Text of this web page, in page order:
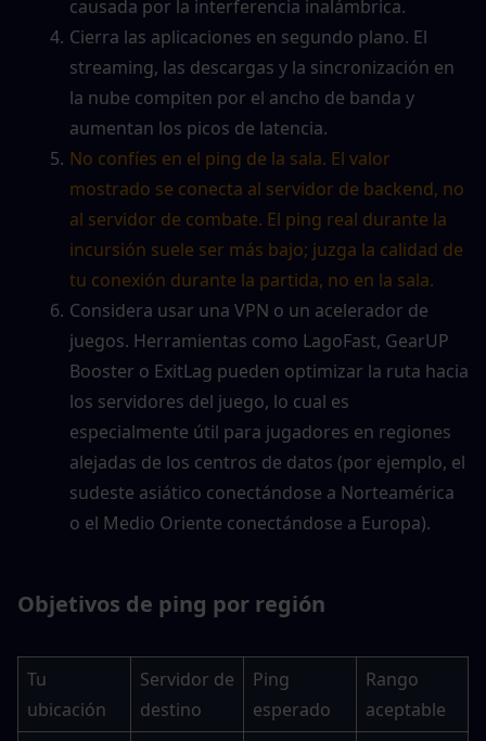
causada por la interferencia inalámbrica.
Cierra las aplicaciones en segundo plano. El
streaming, las descargas y la sincronización en
la nube compiten por el ancho de banda y
aumentan los picos de latencia.
No confíes en el ping de la sala. El valor
mostrado se conecta al servidor de backend, no
al servidor de combate. El ping real durante la
incursión suele ser más bajo; juzga la calidad de
tu conexión durante la partida, no en la sala.
Considera usar una VPN o un acelerador de
juegos. Herramientas como LagoFast, GearUP
Booster o ExitLag pueden optimizar la ruta hacia
los servidores del juego, lo cual es
especialmente útil para jugadores en regiones
alejadas de los centros de datos (por ejemplo, el
sudeste asiático conectándose a Norteamérica
o el Medio Oriente conectándose a Europa).
Objetivos de ping por región
Tu
ubicación
Servidor de
destino
Ping
esperado
Rango
aceptable